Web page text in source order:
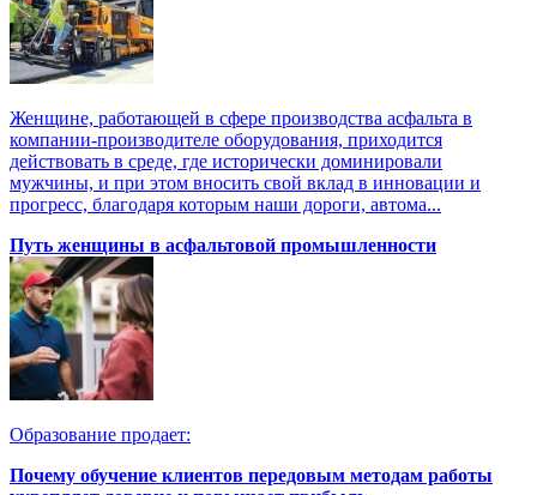
Женщине, работающей в сфере производства асфальта в
компании-производителе оборудования, приходится
действовать в среде, где исторически доминировали
мужчины, и при этом вносить свой вклад в инновации и
прогресс, благодаря которым наши дороги, автома...
Путь женщины в асфальтовой промышленности
Образование продает:
Почему обучение клиентов передовым методам работы